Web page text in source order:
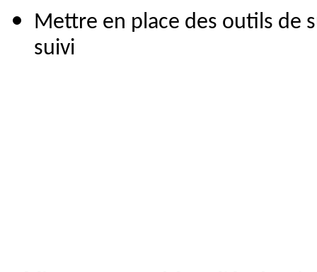
Mettre en place des outils de
suivi